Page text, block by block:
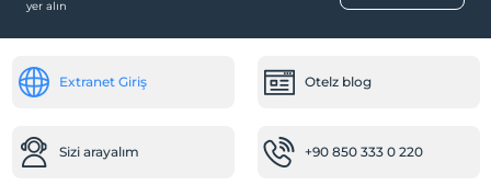
yer alın
Extranet Giriş Otelz blog
Sizi arayalım +90 850 333 0 220